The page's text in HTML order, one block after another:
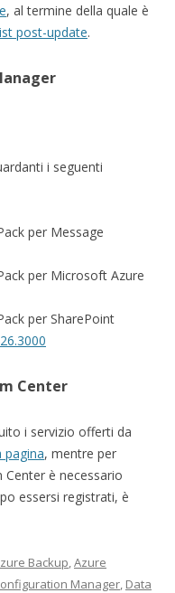
, al termine della quale è
post-update.
i seguenti
per Message
per Microsoft Azure
per SharePoint
Center
i servizio offerti da
pagina, mentre per
è necessario
essersi registrati, è
Backup,Azure
Manager, Data